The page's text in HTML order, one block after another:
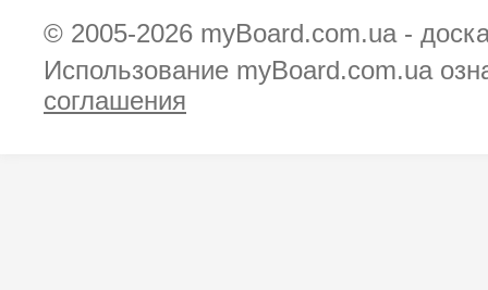
© 2005-2026 myBoard.com.ua -
Использование myBoard.com.ua
соглашения